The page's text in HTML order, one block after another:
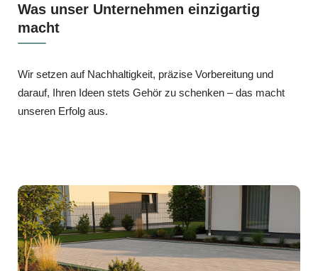
Was unser Unternehmen einzigartig
macht
Wir setzen auf Nachhaltigkeit, präzise Vorbereitung und
darauf, Ihren Ideen stets Gehör zu schenken – das macht
unseren Erfolg aus.